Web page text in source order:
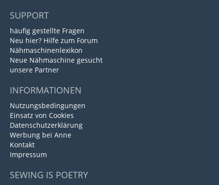
SUPPORT
häufig gestellte Fragen
Neu hier? Hilfe zum Forum
Nähmaschinenlexikon
Neue Nähmaschine gesucht
unsere Partner
INFORMATIONEN
Nutzungsbedingungen
Einsatz von Cookies
Datenschutzerklärung
Werbung bei Anne
Kontakt
Impressum
SEWING IS POETRY